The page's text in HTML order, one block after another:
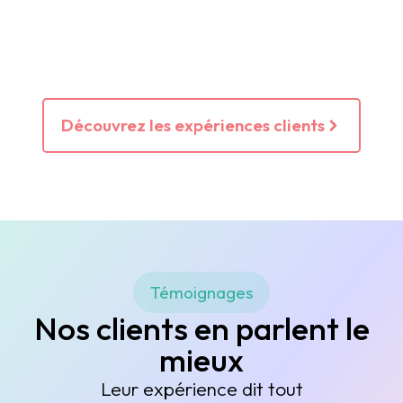
Découvrez les expériences clients
Témoignages
Nos clients en parlent le
mieux
Leur expérience dit tout